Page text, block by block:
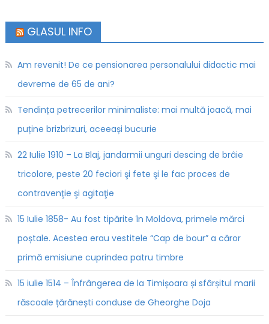
GLASUL INFO
Am revenit! De ce pensionarea personalului didactic mai
devreme de 65 de ani?
Tendința petrecerilor minimaliste: mai multă joacă, mai
puține brizbrizuri, aceeași bucurie
22 Iulie 1910 – La Blaj, jandarmii unguri descing de brâie
tricolore, peste 20 feciori şi fete şi le fac proces de
contravenţie şi agitaţie
15 Iulie 1858- Au fost tipărite în Moldova, primele mărci
poștale. Acestea erau vestitele “Cap de bour” a căror
primă emisiune cuprindea patru timbre
15 iulie 1514 – Înfrângerea de la Timișoara și sfârșitul marii
răscoale țărănești conduse de Gheorghe Doja